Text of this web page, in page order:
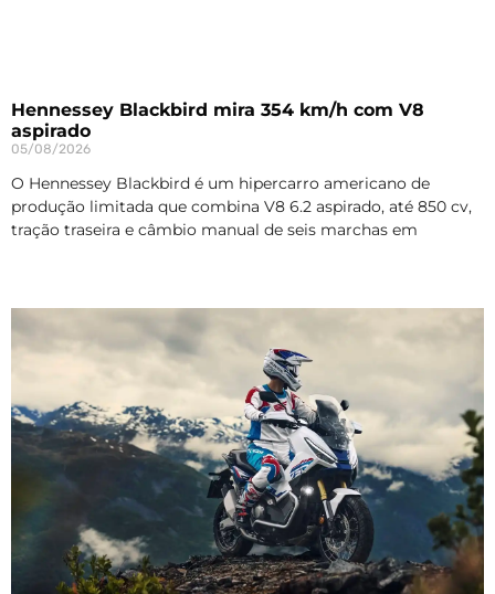
Hennessey Blackbird mira 354 km/h com V8
aspirado
05/08/2026
O Hennessey Blackbird é um hipercarro americano de
produção limitada que combina V8 6.2 aspirado, até 850 cv,
tração traseira e câmbio manual de seis marchas em